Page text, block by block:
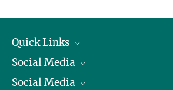
Quick Links
Präsident
Zahlen und Fakten
Social Media
Bluesky
Social Media